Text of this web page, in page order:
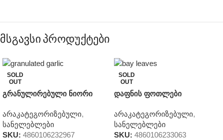
მსგავსი პროდუქტები
SOLD
OUT
გრანულირებული ნიორი
არაკატეგორიზებული,
სანელებლები
SKU: 4860106232967
SOLD
OUT
დაფნის ფოთლები
არაკატეგორიზებული,
სანელებლები
SKU: 4860106233063